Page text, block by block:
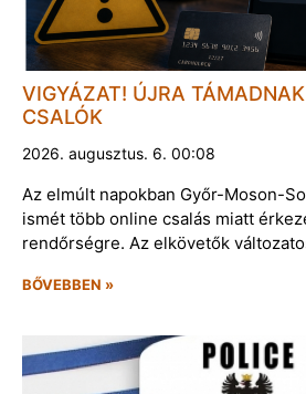
VIGYÁZAT! ÚJRA
CSALÓK
2026. augusztus. 6. 00:08
Az elmúlt napokban Győr-Moson-
ismét több online csalás miatt
rendőrségre. Az elkövetők
BŐVEBBEN »